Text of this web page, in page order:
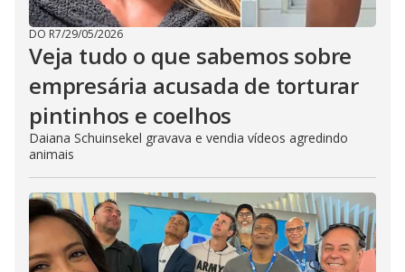
DO R7/29/05/2026
Veja tudo o que sabemos sobre
empresária acusada de torturar
pintinhos e coelhos
Daiana Schuinsekel gravava e vendia vídeos agredindo
animais